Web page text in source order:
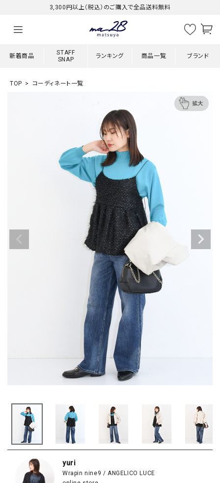
3,300円以上（税込）のご購入で全品送料無料
新着商品
STAFF
SNAP
ランキング 商品一覧 ブランド
TOP コーディネート一覧
yuri
Wrapin nine9 / ANGELICO LUCE